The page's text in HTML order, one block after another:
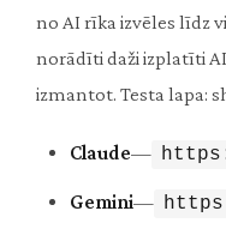
no AI rīka izvēles līdz
norādīti daži izplatīti
izmantot. Testa lapa:
Claude—
Gemini—